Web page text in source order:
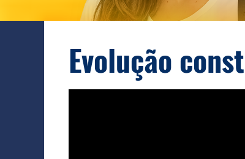
Evolução